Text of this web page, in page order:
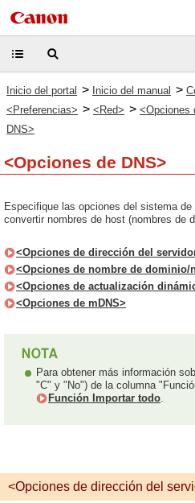
Inicio del portal > Inicio del manual >
<Preferencias> > <Red> > <Opciones
DNS>
<Opciones de DNS>
Especifique las opciones del sistema
convertir nombres de host (nombres de
<Opciones de dirección del
<Opciones de nombre de dominio/
<Opciones de actualización
<Opciones de mDNS>
Para obtener más información
"C" y "No") de la columna
Función Importar todo.
<Opciones de dirección del